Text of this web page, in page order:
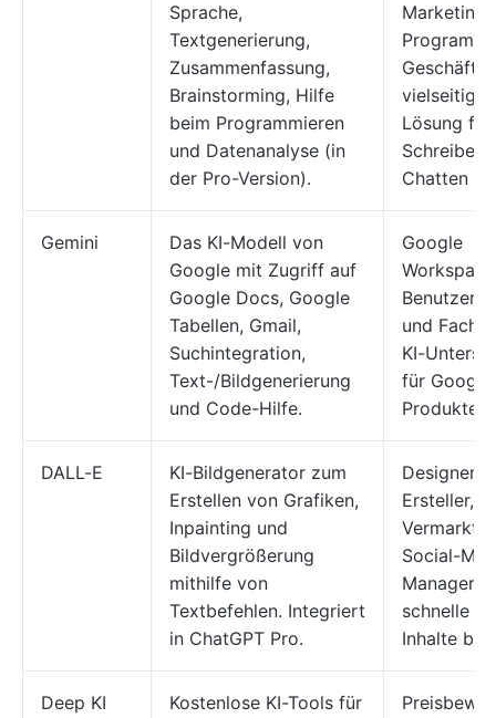
Sprache,
Textgenerierung,
Zusammenfassung,
Brainstorming, Hilfe
beim Programmieren
und Datenanalyse (in
der Pro-Version).
vielseitige
Lösung für
Schreiben
Chatten
Gemini
Das KI-Modell von
Google mit Zugriff auf
Google Docs, Google
Tabellen, Gmail,
Suchintegration,
Text-/Bildgenerierung
und Code-Hilfe.
Google
Benutzer,
und
KI-
für
Produkte
DALL-E
KI-Bildgenerator zum
Erstellen von Grafiken,
Inpainting und
Bildvergrößerung
mithilfe von
Textbefehlen. Integriert
in ChatGPT Pro.
Designer,
Ersteller,
Social-
Manager,
schnelle
Inhalte
Deep KI
Kostenlose KI-Tools für